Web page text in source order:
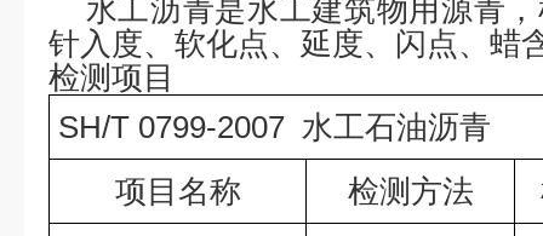
水工沥青是水工建筑物用源青 ，
针入度、 软化点、 延度、闪点、蜡
检测项目
SH/T 0799-2007 水工石油沥青
项目名称
检测方法